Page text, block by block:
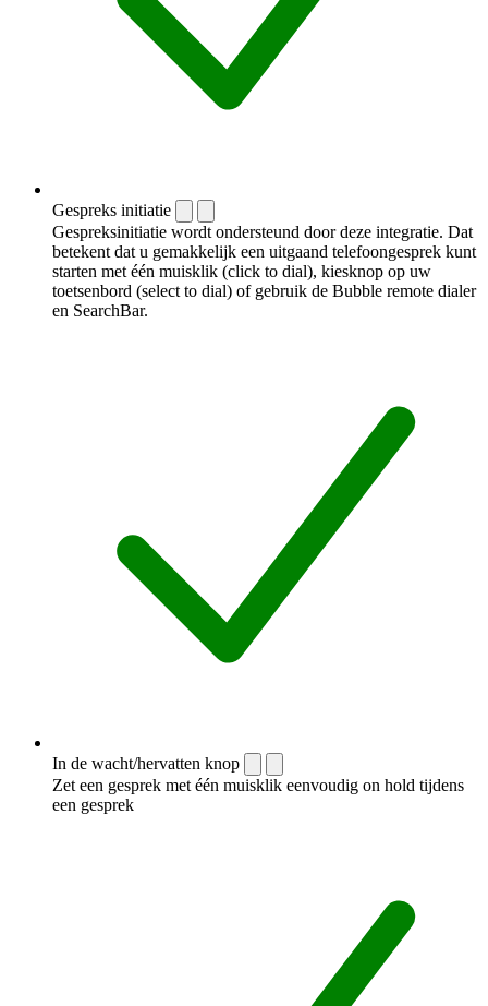
Gespreks initiatie
Gespreksinitiatie wordt ondersteund door deze integratie. Dat
betekent dat u gemakkelijk een uitgaand telefoongesprek kunt
starten met één muisklik (click to dial), kiesknop op uw
toetsenbord (select to dial) of gebruik de Bubble remote dialer
en SearchBar.
In de wacht/hervatten knop
Zet een gesprek met één muisklik eenvoudig on hold tijdens
een gesprek